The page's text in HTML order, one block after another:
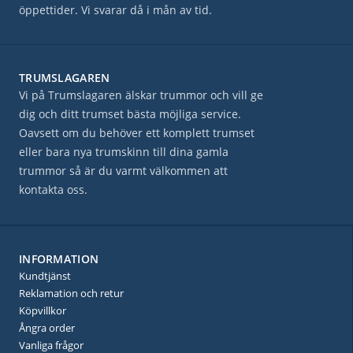
öppettider. Vi svarar då i mån av tid.
TRUMSLAGAREN
Vi på Trumslagaren älskar trummor och vill ge
dig och ditt trumset bästa möjliga service.
Oavsett om du behöver ett komplett trumset
eller bara nya trumskinn till dina gamla
trummor så är du varmt välkommen att
kontakta oss.
INFORMATION
Kundtjänst
Reklamation och retur
Köpvillkor
Ångra order
Vanliga frågor